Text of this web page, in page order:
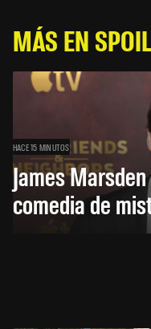
MÁS EN
HACE 15 MINUTOS
James
comedia de